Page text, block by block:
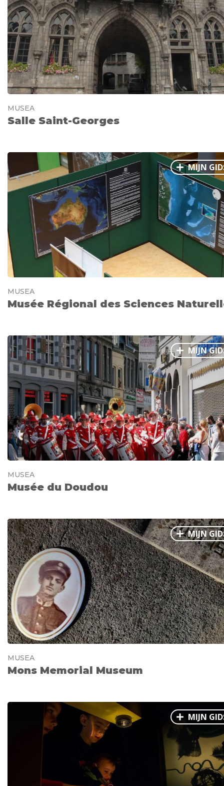
MUSEA
Salle Saint-Georges
MIJN
MUSEA
Musée Régional des Sciences
MIJN
MUSEA
Musée du Doudou
MIJN
MUSEA
Mons Memorial Museum
MIJN